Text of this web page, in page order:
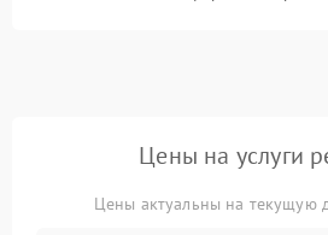
Цены на услуги
Цены актуальны на текущую